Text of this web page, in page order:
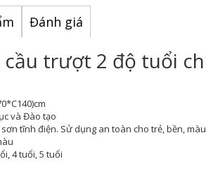
Đánh giá
cầu trượt 2 độ tuổi
và Đào tạo
tĩnh điện. Sử dụng an toàn cho trẻ, bền,
4 tuổi, 5 tuổi